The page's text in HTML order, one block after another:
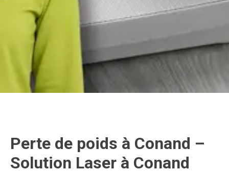
Perte de poids à Conand –
Solution Laser à Conand